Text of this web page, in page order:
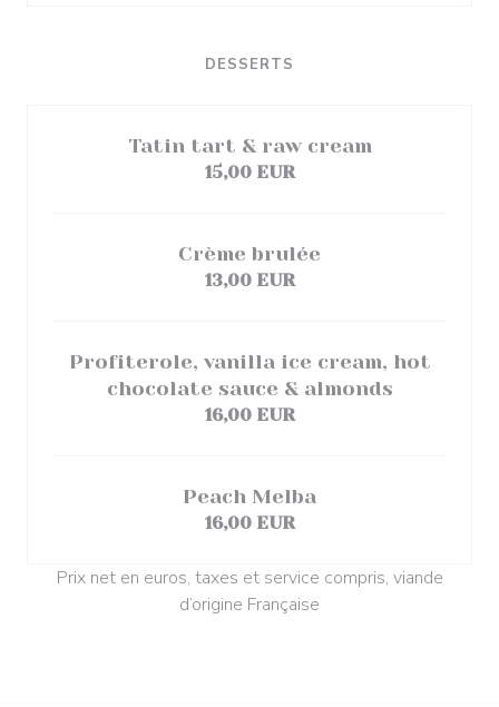
DESSERTS
Tatin tart & raw cream
15,00 EUR
Crème brulée
13,00 EUR
Profiterole, vanilla ice cream, hot
chocolate sauce & almonds
16,00 EUR
Peach Melba
16,00 EUR
Prix net en euros, taxes et service compris, viande
d’origine Française